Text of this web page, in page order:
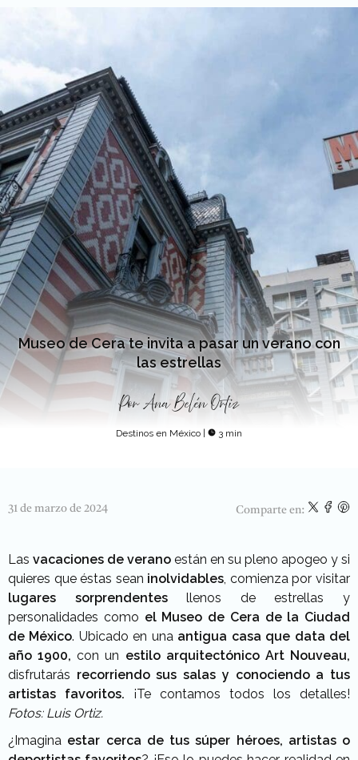
Museo de Cera te invita a pasar un verano con
las estrellas
Por Ana Belén Ortiz
Destinos en México | 3 min
31 de marzo de 2024 Comparte en:
Las vacaciones de verano están en su pleno apogeo y si
quieres que éstas sean inolvidables , comienza por visitar
lugares sorprendentesllenos de estrellas y
personalidades como el Museo de Cera de la Ciudad
de México. Ubicado en una antigua casa que data del
año 1900, con un estilo arquitectónico Art Nouveau,
disfrutarás recorriendo sus salas y conociendo a tus
artistas favoritos. ¡Te contamos todos los detalles!
Fotos: Luis Ortiz.
¿Imagina estar cerca de tus súper héroes, artistas o